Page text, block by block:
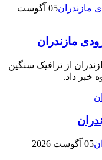
05 آگوست
مازندران
از ترافیک سنگین
خبر داد.
05 آگوست 2026